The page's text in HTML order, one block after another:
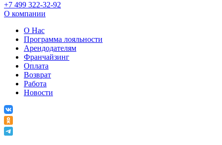
+7 499 322-32-92
О компании
О Нас
Программа лояльности
Арендодателям
Франчайзинг
Оплата
Возврат
Работа
Новости